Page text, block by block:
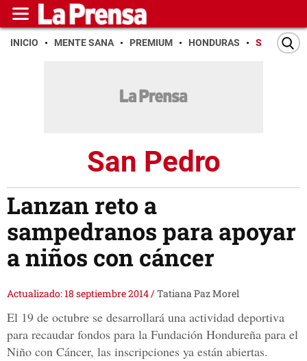
INICIO MENTE SANA PREMIUM HONDURAS SAN PEDRO
San Pedro
Lanzan reto a
sampedranos para apoyar
a niños con cáncer
Actualizado: 18 septiembre 2014/Tatiana Paz Morel
El 19 de octubre se desarrollará una actividad deportiva
para recaudar fondos para la Fundación Hondureña para el
Niño con Cáncer, las inscripciones ya están abiertas.